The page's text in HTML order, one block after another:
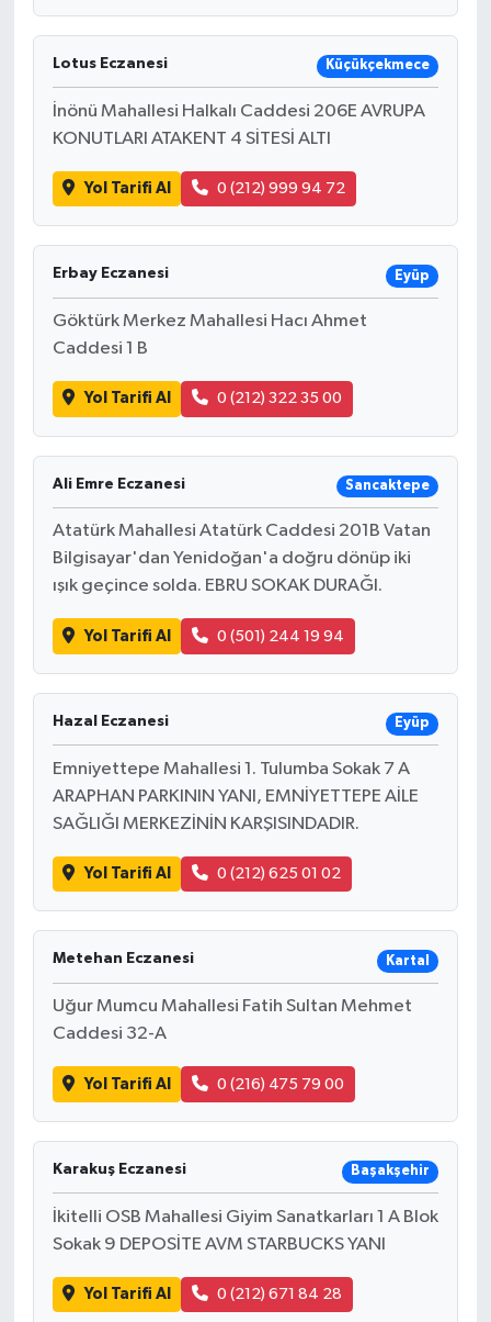
Lotus Eczanesi Küçükçekmece
İnönü Mahallesi Halkalı Caddesi 206E AVRUPA
KONUTLARI ATAKENT 4 SİTESİ ALTI
Yol Tarifi Al 0 (212) 999 94 72
Erbay Eczanesi Eyüp
Göktürk Merkez Mahallesi Hacı Ahmet
Caddesi 1 B
Yol Tarifi Al 0 (212) 322 35 00
Ali Emre Eczanesi Sancaktepe
Atatürk Mahallesi Atatürk Caddesi 201B Vatan
Bilgisayar'dan Yenidoğan'a doğru dönüp iki
ışık geçince solda. EBRU SOKAK DURAĞI.
Yol Tarifi Al 0 (501) 244 19 94
Hazal Eczanesi Eyüp
Emniyettepe Mahallesi 1. Tulumba Sokak 7 A
ARAPHAN PARKININ YANI, EMNİYETTEPE AİLE
SAĞLIĞI MERKEZİNİN KARŞISINDADIR.
Yol Tarifi Al 0 (212) 625 01 02
Metehan Eczanesi Kartal
Uğur Mumcu Mahallesi Fatih Sultan Mehmet
Caddesi 32-A
Yol Tarifi Al 0 (216) 475 79 00
Karakuş Eczanesi Başakşehir
İkitelli OSB Mahallesi Giyim Sanatkarları 1 A Blok
Sokak 9 DEPOSİTE AVM STARBUCKS YANI
Yol Tarifi Al 0 (212) 671 84 28